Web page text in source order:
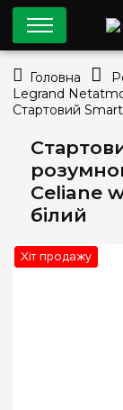
Celiane
білий
Хіт продажу
Головна
Legrand